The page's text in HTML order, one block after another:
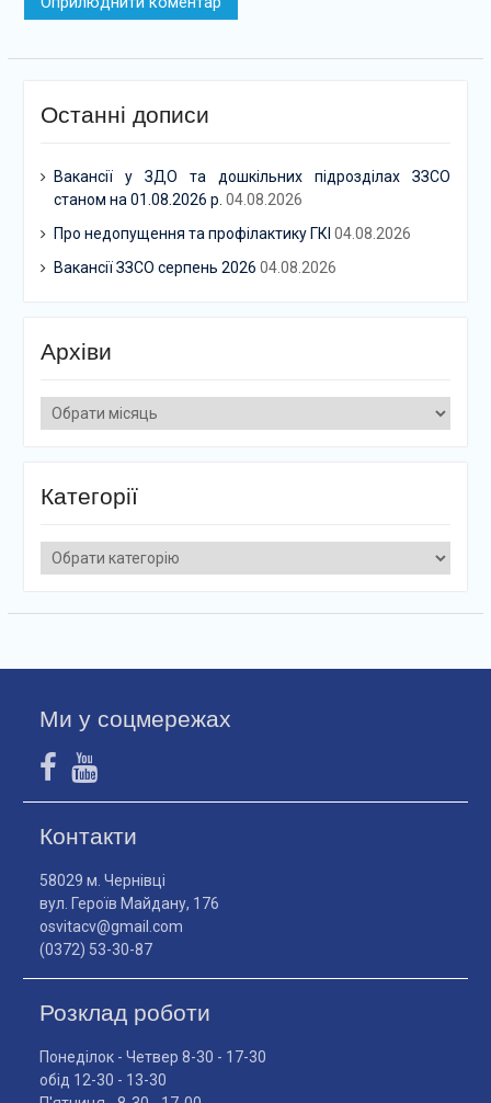
Останні дописи
Вакансії у ЗДО та дошкільних підрозділах ЗЗСО
станом на 01.08.2026 р. 04.08.2026
Про недопущення та профілактику ГКІ 04.08.2026
Вакансії ЗЗСО серпень 2026 04.08.2026
Архіви
Архіви
Категорії
Категорії
Ми у соцмережах
Контакти
58029 м. Чернівці
вул. Героїв Майдану, 176
osvitacv@gmail.com
(0372) 53-30-87
Розклад роботи
Понеділок - Четвер 8-30 - 17-30
обід 12-30 - 13-30